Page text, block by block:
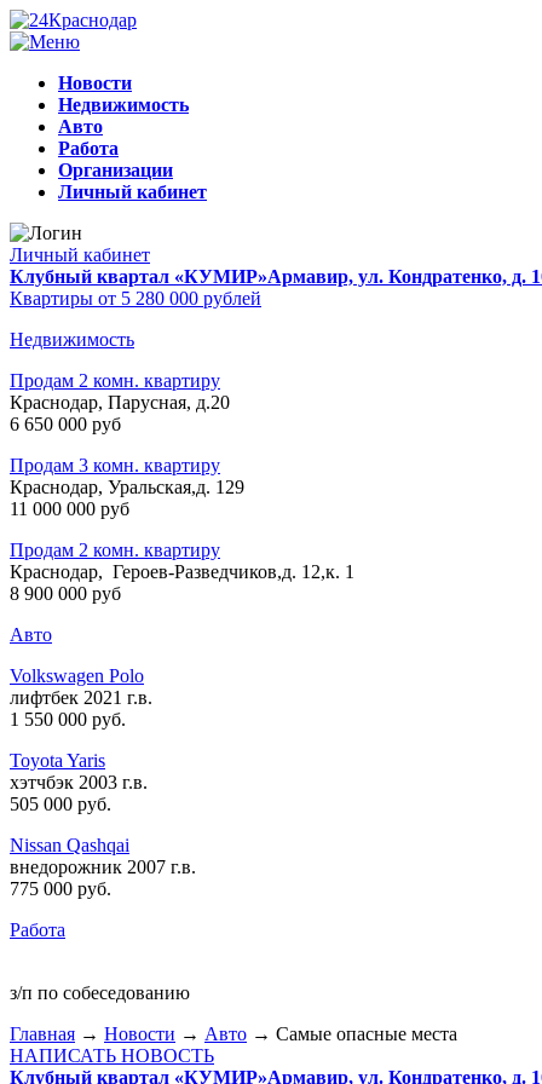
Новости
Недвижимость
Авто
Работа
Организации
Личный кабинет
Личный кабинет
Клубный квартал «КУМИР»Армавир, ул. Кондратенко, д.
Квартиры от 5 280 000 рублей
Недвижимость
Продам 2 комн. квартиру
Краснодар, Парусная, д.20
6 650 000 руб
Продам 3 комн. квартиру
Краснодар, Уральская,д. 129
11 000 000 руб
Продам 2 комн. квартиру
Краснодар, Героев-Разведчиков,д. 12,к. 1
8 900 000 руб
Авто
Volkswagen Polo
лифтбек 2021 г.в.
1 550 000 руб.
Toyota Yaris
хэтчбэк 2003 г.в.
505 000 руб.
Nissan Qashqai
внедорожник 2007 г.в.
775 000 руб.
Работа
з/п по собеседованию
Главная → Новости → Авто → Самые опасные места
НАПИСАТЬ НОВОСТЬ
Клубный квартал «КУМИР»Армавир, ул. Кондратенко, д.